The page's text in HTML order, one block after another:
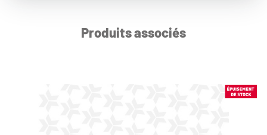
Produits associés